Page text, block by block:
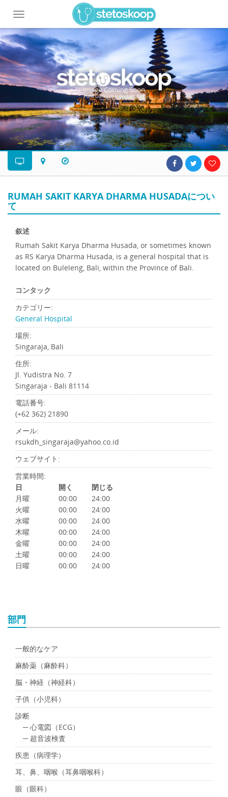
Toggle
navigation
RUMAH SAKIT KARYA DHARMA HUSADAについ
て
叙述
Rumah Sakit Karya Dharma Husada, or sometimes known
as RS Karya Dharma Husada, is a general hospital that is
located on Buleleng, Bali, within the Province of Bali.
コンタック
カテゴリー:
General Hospital
場所:
Singaraja, Bali
住所:
Jl. Yudistra No. 7
Singaraja - Bali 81114
電話番号:
(+62 362) 21890
メール:
rsukdh_singaraja@yahoo.co.id
ウェブサイト:
営業時間:
日
開く
閉じる
月曜
00:00
24:00
火曜
00:00
24:00
水曜
00:00
24:00
木曜
00:00
24:00
金曜
00:00
24:00
土曜
00:00
24:00
日曜
00:00 24:00
部門
一般的なケア
麻酔薬（麻酔科）
脳・神経（神経科）
子供（小児科）
診断
─ 心電図（ECG）
─ 超音波検査
疾患（病理学）
耳、鼻、咽喉（耳鼻咽喉科）
眼（眼科）